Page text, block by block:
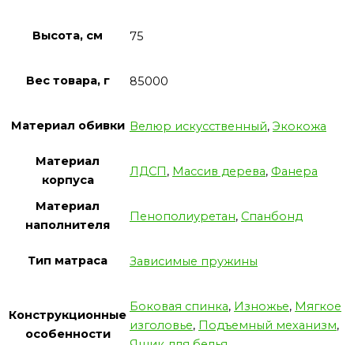
Высота, см 75
Вес товара, г 85000
Материал обивки Велюр искусственный, Экокожа
Материал
корпуса
ЛДСП, Массив дерева, Фанера
Материал
наполнителя
Пенополиуретан, Спанбонд
Тип матраса Зависимые пружины
Конструкционные
особенности
Боковая спинка, Изножье, Мягкое
изголовье, Подъемный механизм,